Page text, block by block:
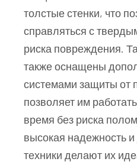
толстые стенки, что
справляться с
риска повреждения.
также оснащены
системами защиты от
позволяет им
время без риска
высокая надежность и
техники делают их